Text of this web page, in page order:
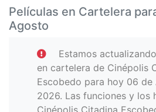
Películas en Cartelera
Agosto
Estamos
en cartelera de Cinépolis
Escobedo para hoy 06 de
2026. Las funciones y los
Cinépolis Citadina